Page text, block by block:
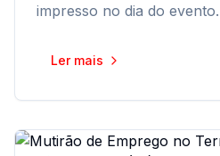
impresso no dia do evento.
Ler mais